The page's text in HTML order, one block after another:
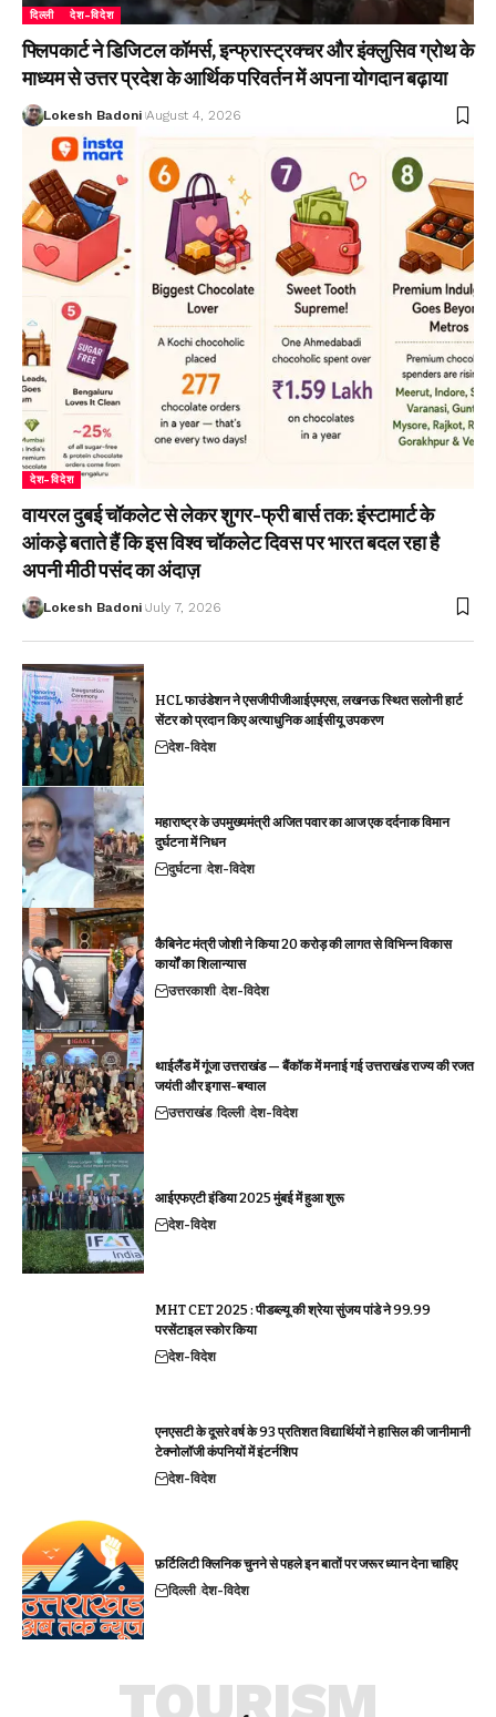
दिल्ली देश-विदेश
फ्लिपकार्ट ने डिजिटल कॉमर्स, इन्फ्रास्ट्रक्चर और इंक्लुसिव ग्रोथ के
माध्यम से उत्तर प्रदेश के आर्थिक परिवर्तन में अपना योगदान बढ़ाया
Lokesh Badoni August 4, 2026
देश-विदेश
वायरल दुबई चॉकलेट से लेकर शुगर-फ्री बार्स तक: इंस्टामार्ट के
आंकड़े बताते हैं कि इस विश्व चॉकलेट दिवस पर भारत बदल रहा है
अपनी मीठी पसंद का अंदाज़
Lokesh Badoni July 7, 2026
HCL फाउंडेशन ने एसजीपीजीआईएमएस, लखनऊ स्थित सलोनी हार्ट
सेंटर को प्रदान किए अत्याधुनिक आईसीयू उपकरण
देश-विदेश
महाराष्ट्र के उपमुख्यमंत्री अजित पवार का आज एक दर्दनाक विमान
दुर्घटना में निधन
दुर्घटना देश-विदेश
कैबिनेट मंत्री जोशी ने किया 20 करोड़ की लागत से विभिन्न विकास
कार्यों का शिलान्यास
उत्तरकाशी देश-विदेश
थाईलैंड में गूंजा उत्तराखंड — बैंकॉक में मनाई गई उत्तराखंड राज्य की रजत
जयंती और इगास-बग्वाल
उत्तराखंड दिल्ली देश-विदेश
आईएफएटी इंडिया 2025 मुंबई में हुआ शुरू
देश-विदेश
MHT CET 2025 : पीडब्ल्यू की श्रेया सुंजय पांडे ने 99.99
परसेंटाइल स्कोर किया
देश-विदेश
एनएसटी के दूसरे वर्ष के 93 प्रतिशत विद्यार्थियों ने हासिल की जानीमानी
टेक्नोलॉजी कंपनियों में इंटर्नशिप
देश-विदेश
फ़र्टिलिटी क्लिनिक चुनने से पहले इन बातों पर जरूर ध्यान देना चाहिए
दिल्ली देश-विदेश
TOURISM